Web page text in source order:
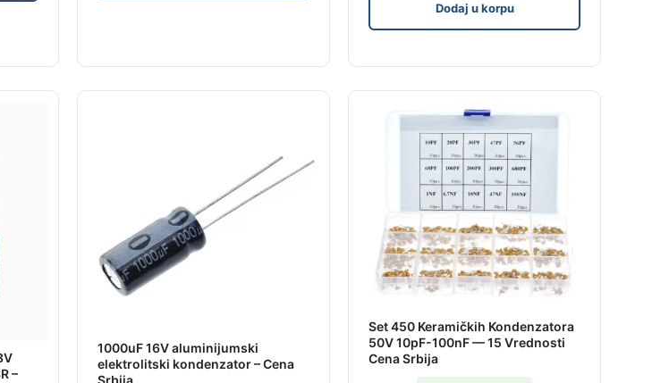
Dodaj u korpu
–
1000uF 16V aluminijumski
elektrolitski kondenzator – Cena
Set 450 Keramičkih Kondenzatora
50V 10pF-100nF — 15 Vrednosti
Cena Srbija